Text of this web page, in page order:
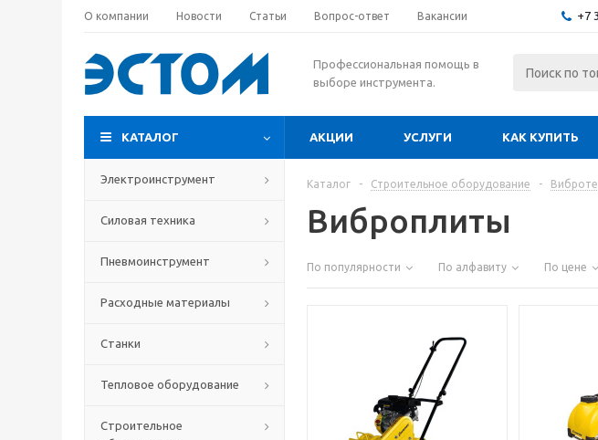
О компании Новости Статьи Вопрос-ответ Вакансии +7
Профессиональная помощь в
выборе инструмента.
КАТАЛОГ АКЦИИ УСЛУГИ КАК КУПИТЬ
Электроинструмент
Силовая техника
Пневмоинструмент
Расходные материалы
Станки
Тепловое оборудование
Строительное
Каталог - Строительное оборудование -
Виброплиты
По популярности По алфавиту По цене